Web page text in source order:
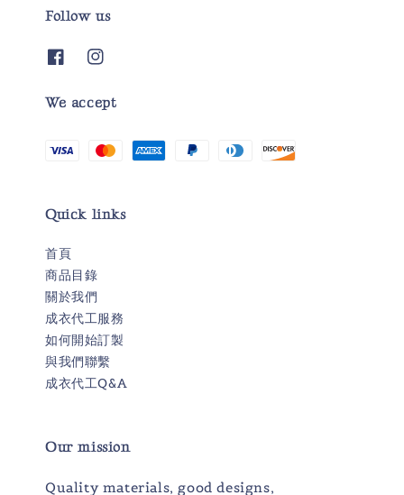
Follow us
We accept
Quick links
首頁
商品目錄
關於我們
成衣代工服務
如何開始訂製
與我們聯繫
成衣代工Q&A
Our mission
Quality materials, good designs,